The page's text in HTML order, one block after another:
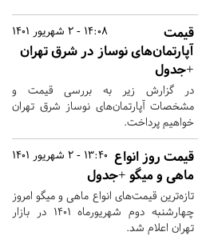
14:08 - 2 شهریور 1401
قیمت
آپارتمان‌های نوساز در شرق تهران
+جدول
در گزارش زیر به بررسی قیمت و
مشخصات آپارتمان‌های نوساز شرق تهران
خواهیم‌ پرداخت.
13:40 - 2 شهریور 1401 قیمت روز انواع
ماهی و میگو +جدول
تازه‌ترین قیمت‌های انواع ماهی و میگو امروز
چهارشنبه دوم شهریورماه ۱۴۰۱ در بازار
تهران اعلام شد.